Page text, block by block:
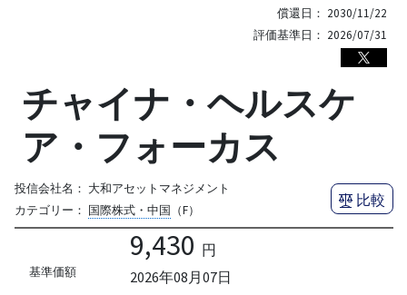
償還日： 2030/11/22
評価基準日： 2026/07/31
チャイナ・ヘルスケ
ア・フォーカス
投信会社名： 大和アセットマネジメント
カテゴリー： 国際株式・中国 （F）
比較
基準価額
9,430 円
2026年08月07日